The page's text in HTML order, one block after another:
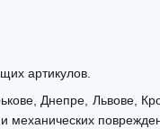
артикулов.
Днепре, Львове,
механических